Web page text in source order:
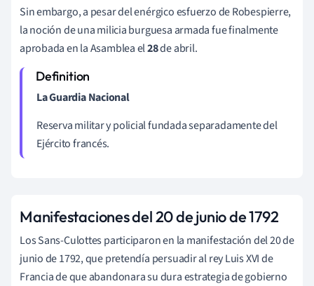
Sin embargo, a pesar del enérgico esfuerzo de Robespierre,
la noción de una milicia burguesa armada fue finalmente
aprobada en la Asamblea el28de abril.
La Guardia Nacional
Reserva militar y policial fundada separadamente del
Ejército francés.
Manifestaciones del 20 de junio de 1792
Los Sans-Culottes participaron en la manifestación del 20 de
junio de 1792, que pretendía persuadir al rey Luis XVI de
Francia de que abandonara su dura estrategia de gobierno